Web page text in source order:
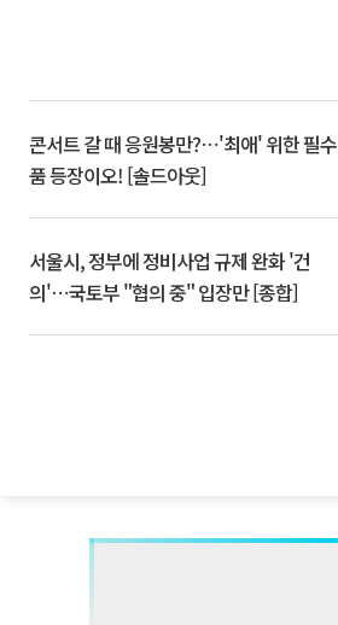
콘서트 갈 때 응원봉만?⋯'최애' 위한 필수
품 등장이오! [솔드아웃]
서울시, 정부에 정비사업 규제 완화 '건
의'⋯국토부 "협의 중" 입장만 [종합]